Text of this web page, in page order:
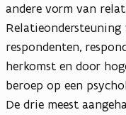
andere vorm van
respondenten,
herkomst en door
beroep op een
De drie meest